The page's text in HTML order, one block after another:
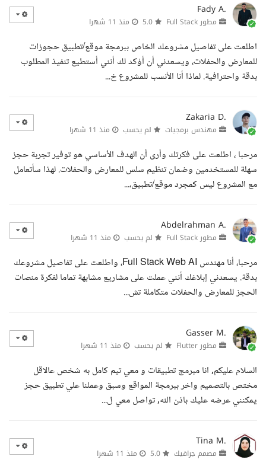
Fady A.
مطور Full Stack منذ 11 شهرا
اطلعت على تفاصيل مشروعك الخاص ببرمجة موقع/تطبيق حجوزات
للمعارض والحفلات، ويسعدني أن أؤكد لك أنني أستطيع تنفيذ المطلوب
بدقة واحترافية. لماذا أنا الأنسب للمشروع خ...
Zakaria D.
مهندس برمجيات لم يحسب منذ 11 شهرا
مرحبا ، اطلعت على فكرتك وأرى أن الهدف الأساسي هو توفير تجربة حجز
سهلة للمستخدمين وضمان تنظيم سلس للمعارض والحفلات. لهذا سأتعامل
مع المشروع ليس كمجرد موقع/تطبيق،...
Abdelrahman A.
مطور Full Stack لم يحسب منذ 11 شهرا
مرحبا، أنا مهندس Full Stack Web AI، واطلعت على تفاصيل مشروعك
بدقة. يسعدني إبلاغك أنني عملت على مشاريع مشابهة تماما لفكرة منصات
الحجز للمعارض والحفلات متكاملة تش...
Gasser M.
مطور Flutter لم يحسب منذ 11 شهرا
السلام عليكم, انا مبرمج تطبيقات و معي تيم كامل به شخص عالاقل
مختص بالتصميم واخر ببرمجة المواقع وسبق وعملنا علي تطبيق حجز
يمكنني عرضه عليك باذن الله, تواصل معي ل...
Tina M.
مصمم جرافيك منذ 11 شهرا